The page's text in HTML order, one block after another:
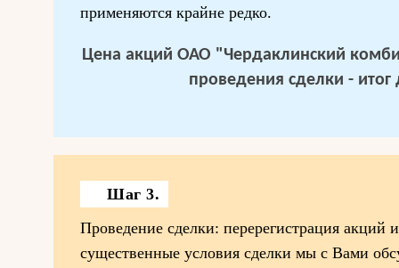
применяются крайне редко.
Цена акций ОАО "Чердаклинский
проведения сделки - итог
Шаг 3.
Проведение сделки: перерегистрация акций
существенные условия сделки мы с Вами